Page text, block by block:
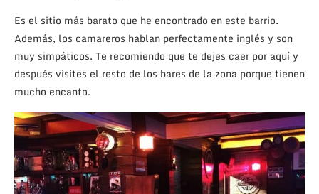
Es el sitio más barato que he encontrado en este barrio.
Además, los camareros hablan perfectamente inglés y son
muy simpáticos. Te recomiendo que te dejes caer por aquí y
después visites el resto de los bares de la zona porque tienen
mucho encanto.